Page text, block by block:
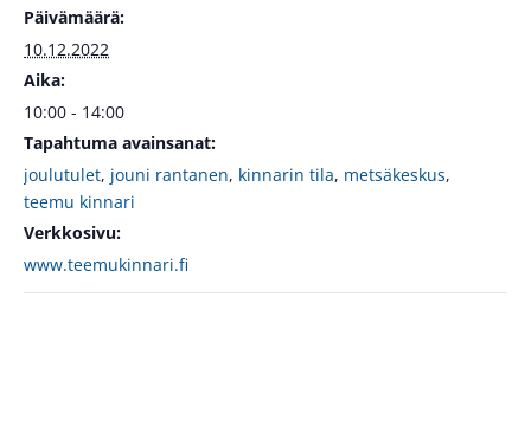
Päivämäärä:
10.12.2022
Aika:
10:00 - 14:00
Tapahtuma avainsanat:
joulutulet, jouni rantanen, kinnarin tila, metsäkeskus,
teemu kinnari
Verkkosivu:
www.teemukinnari.fi